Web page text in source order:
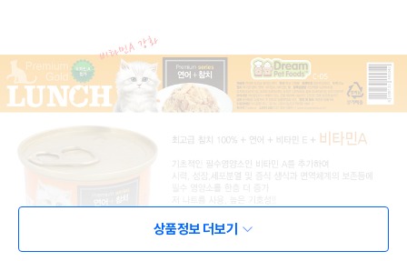
상품정보 더보기